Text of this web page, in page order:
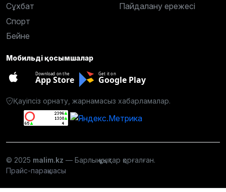
Сұхбат
Спорт
Бейне
Пайдалану ережесі
Мобильді қосымшалар
Download on the
App Store
Get it on
Google Play
Қауіпсіз орнату, жарнамасыз хабарламалар.
© 2025 malim.kz — Барлық құқықтар қорғалған.
Прайс-парақшасы